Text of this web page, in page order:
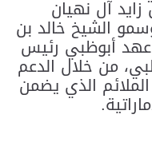
آل نهيان
الشيخ خالد بن
عهد أبوظبي رئيس
من خلال الدعم
الذي يضمن